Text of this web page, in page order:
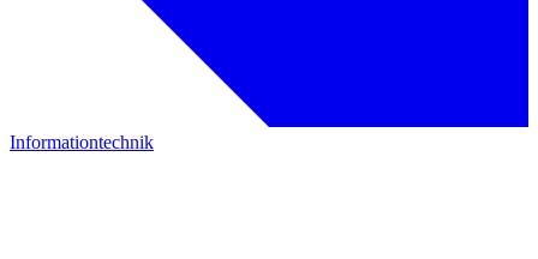
Informationtechnik